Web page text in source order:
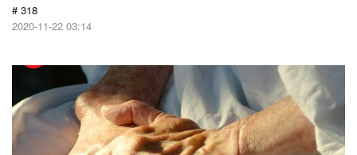
# 318
2020-11-22 03:14